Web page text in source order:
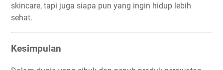
skincare, tapi juga siapa pun yang ingin hidup lebih
sehat.
Kesimpulan